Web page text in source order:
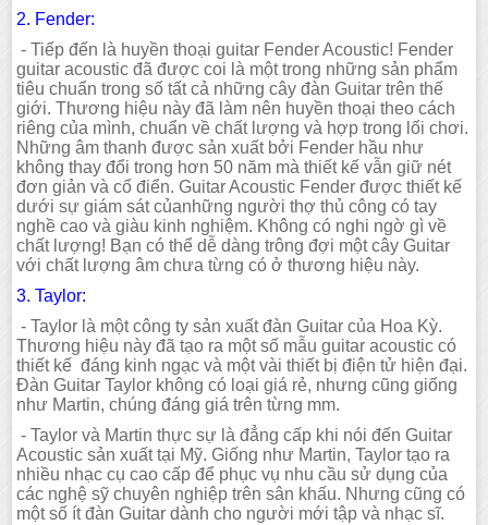
2. Fender:
- Tiếp đến là huyền thoại guitar Fender Acoustic! Fender
guitar acoustic đã được coi là một trong những sản phẩm
tiêu chuẩn trong số tất cả những cây đàn Guitar trên thế
giới. Thương hiệu này đã làm nên huyền thoại theo cách
riêng của mình, chuẩn về chất lượng và hợp trong lối chơi.
Những âm thanh được sản xuất bởi Fender hầu như
không thay đổi trong hơn 50 năm mà thiết kế vẫn giữ nét
đơn giản và cổ điển. Guitar Acoustic Fender được thiết kế
dưới sự giám sát củanhững người thợ thủ công có tay
nghề cao và giàu kinh nghiệm. Không có nghi ngờ gì về
chất lượng! Bạn có thể dễ dàng trông đợi một cây Guitar
với chất lượng âm chưa từng có ở thương hiệu này.
3. Taylor:
- Taylor là một công ty sản xuất đàn Guitar của Hoa Kỳ.
Thương hiệu này đã tạo ra một số mẫu guitar acoustic có
thiết kế đáng kinh ngạc và một vài thiết bị điện tử hiện đại.
Đàn Guitar Taylor không có loại giá rẻ, nhưng cũng giống
như Martin, chúng đáng giá trên từng mm.
- Taylor và Martin thực sự là đẳng cấp khi nói đến Guitar
Acoustic sản xuất tại Mỹ. Giống như Martin, Taylor tạo ra
nhiều nhạc cụ cao cấp để phục vụ nhu cầu sử dụng của
các nghệ sỹ chuyên nghiệp trên sân khấu. Nhưng cũng có
một số ít đàn Guitar dành cho người mới tập và nhạc sĩ.